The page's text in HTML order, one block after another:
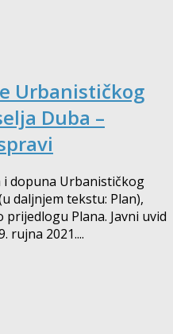
Urbanističkog
Duba –
i dopuna Urbanističkog
daljnjem tekstu: Plan),
Plana. Javni uvid
rujna 2021....